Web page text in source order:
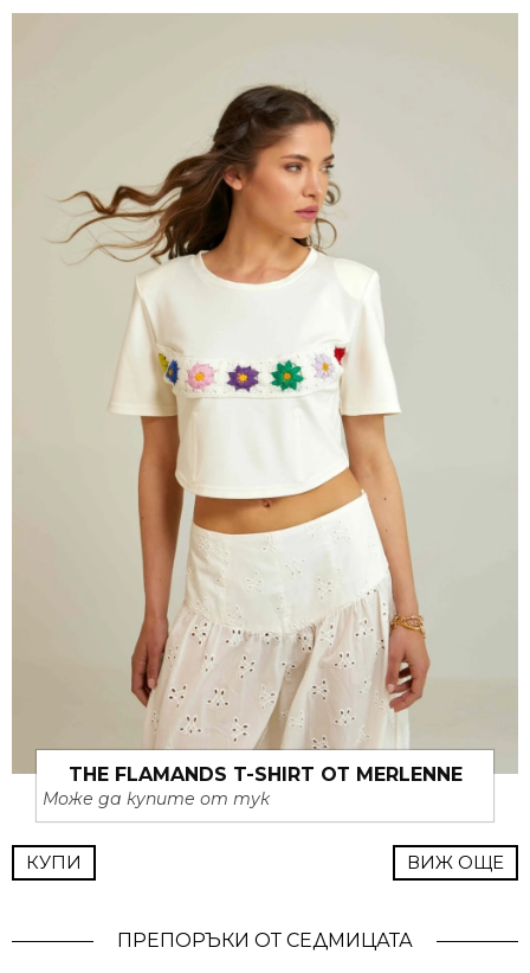
THE FLAMANDS T-SHIRT ОТ MERLENNE
Може да купите от тук
КУПИ ВИЖ ОЩЕ
ПРЕПОРЪКИ ОТ СЕДМИЦАТА